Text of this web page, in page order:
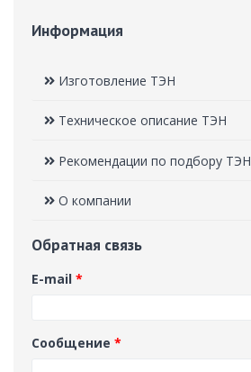
Информация
Изготовление ТЭН
Техническое описание ТЭН
Рекомендации по подбору ТЭН
О компании
Обратная связь
E-mail *
Сообщение *